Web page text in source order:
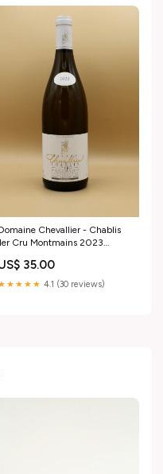
Chevallier - Chablis
Cru Montmains 2023
35.00
4.1 (30 reviews)